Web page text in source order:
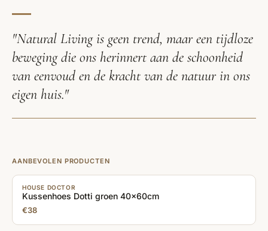
"Natural Living is geen trend, maar een tijdloze
beweging die ons herinnert aan de schoonheid
van eenvoud en de kracht van de natuur in ons
eigen huis."
AANBEVOLEN PRODUCTEN
HOUSE DOCTOR
Kussenhoes Dotti groen 40x60cm
€38